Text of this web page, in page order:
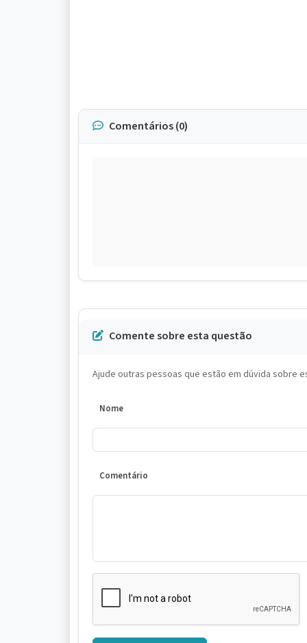
Comentários (0)
Comente sobre esta questão
Ajude outras pessoas que estão em dúvida sobre
Nome
Comentário